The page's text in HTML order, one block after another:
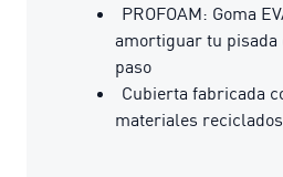
PROFOAM: Goma
amortiguar tu
paso
Cubierta fabricada
materiales reciclados